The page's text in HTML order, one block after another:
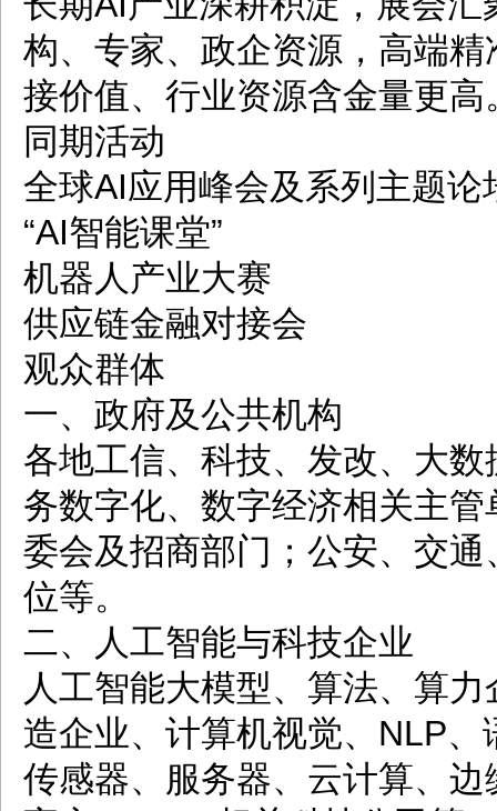
构、专家、政企资源，高端
接价值、行业资源含金量更高
同期活动
全球AI应用峰会及系列主题论
“AI智能课堂”
机器人产业大赛
供应链金融对接会
观众群体
一、政府及公共机构
各地工信、科技、发改、大
务数字化、数字经济相关主
委会及招商部门；公安、交
位等。
二、人工智能与科技企业
人工智能大模型、算法、算
造企业、计算机视觉、NLP
传感器、服务器、云计算、